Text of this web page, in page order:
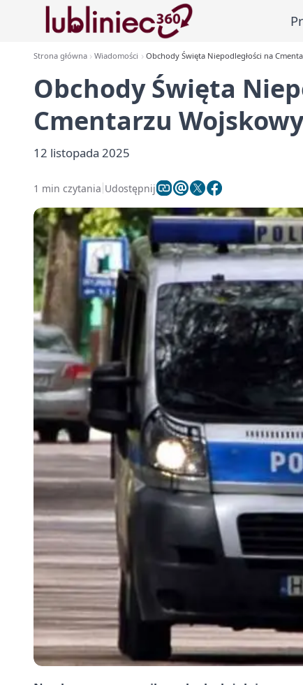
Strona główna Wiadomości Obchody Święta Niepodległości na
Obchody Święta
Cmentarzu
12 listopada 2025
1 min czytania Udostępnij